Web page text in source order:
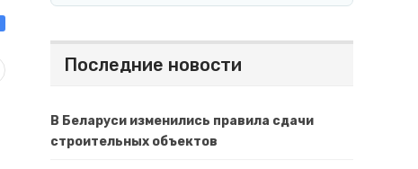
Последние новости
В Беларуси изменились правила сдачи
строительных объектов